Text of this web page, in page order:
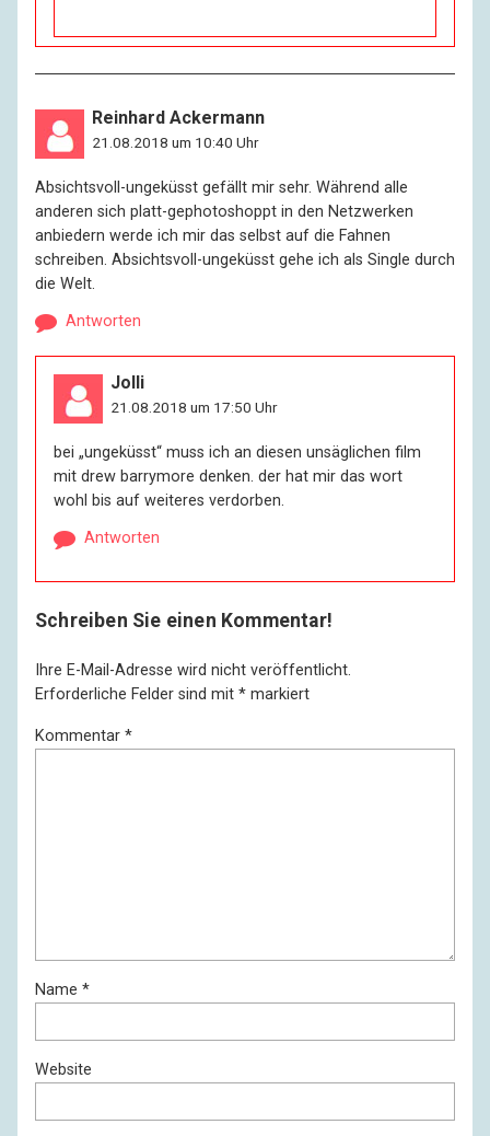
Reinhard Ackermann
21.08.2018 um 10:40 Uhr
Absichtsvoll-ungeküsst gefällt mir sehr. Während alle
anderen sich platt-gephotoshoppt in den Netzwerken
anbiedern werde ich mir das selbst auf die Fahnen
schreiben. Absichtsvoll-ungeküsst gehe ich als Single durch
die Welt.
Antworten
Jolli
21.08.2018 um 17:50 Uhr
bei „ungeküsst“ muss ich an diesen unsäglichen film
mit drew barrymore denken. der hat mir das wort
wohl bis auf weiteres verdorben.
Antworten
Schreiben Sie einen Kommentar!
Ihre E-Mail-Adresse wird nicht veröffentlicht.
Erforderliche Felder sind mit * markiert
Kommentar *
Name *
Website